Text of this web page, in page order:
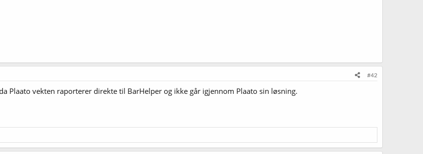
#42
Plaato vekten raporterer direkte til BarHelper og ikke går igjennom Plaato sin løsning.